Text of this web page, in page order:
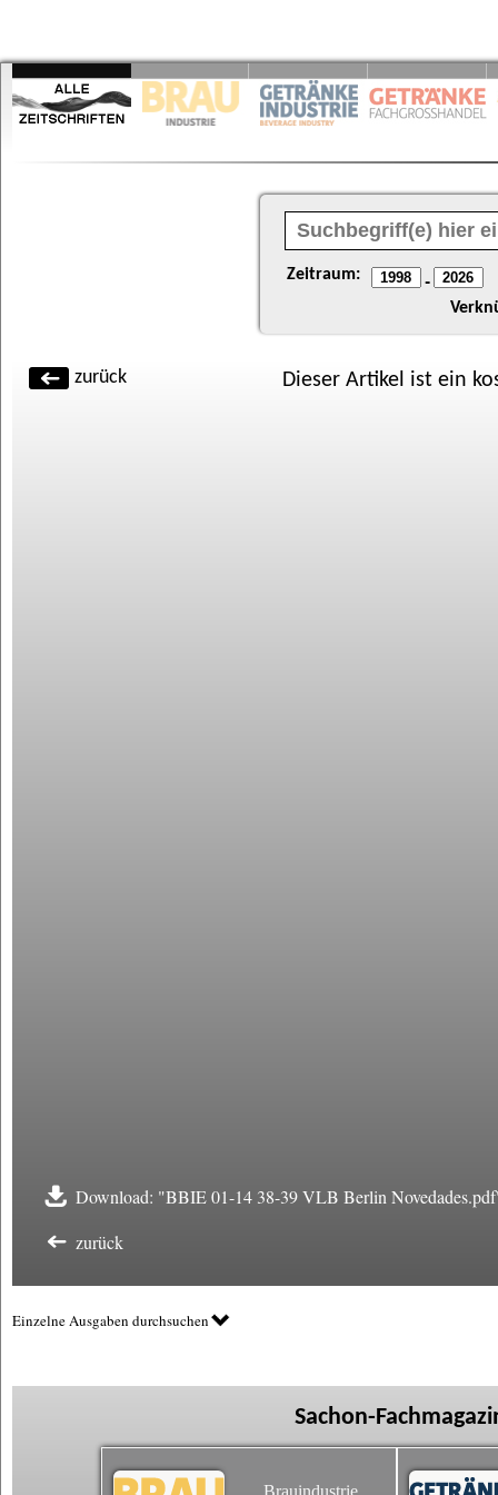
Zeitraum: -
zurück Dieser Artikel ist ein
Download: "BBIE 01-14 38-39 VLB Berlin
zurück
Einzelne Ausgaben durchsuchen
Sachon-
Brauindustrie